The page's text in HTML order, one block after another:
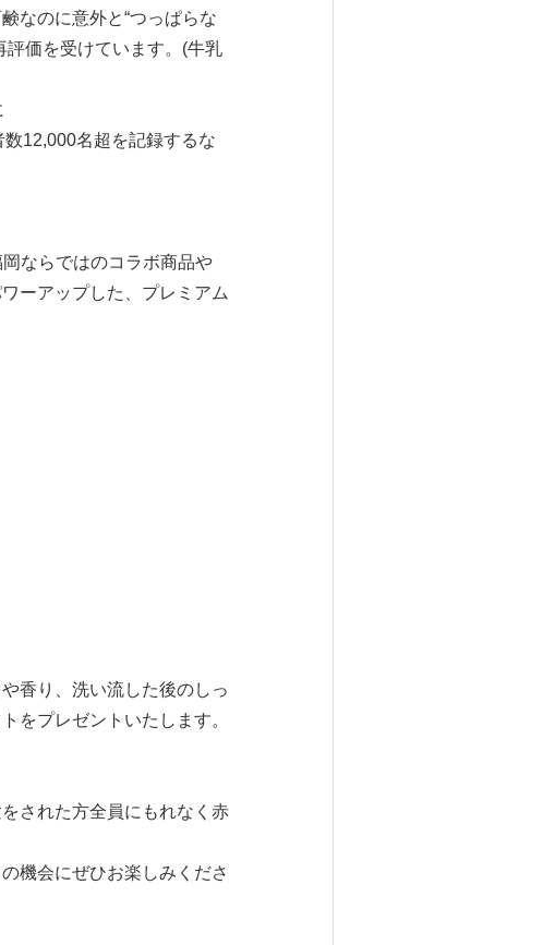
なのに意外と“つっぱらな
評価を受けています。(牛乳
12,000名超を記録するな
ならではのコラボ商品や
ーアップした、プレミアム
香り、洗い流した後のしっ
をプレゼントいたします。
された方全員にもれなく赤
機会にぜひお楽しみくださ